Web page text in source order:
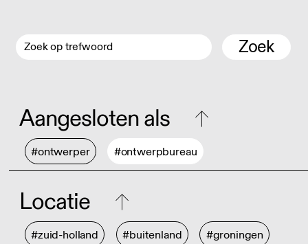
Zoek
Aangesloten als
#ontwerper #ontwerpbureau
Locatie
#zuid-holland #buitenland #groningen